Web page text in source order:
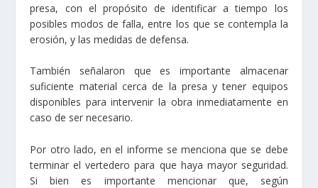
presa, con el propósito de identificar a tiempo los
posibles modos de falla, entre los que se contempla la
erosión, y las medidas de defensa.
También señalaron que es importante almacenar
suficiente material cerca de la presa y tener equipos
disponibles para intervenir la obra inmediatamente en
caso de ser necesario.
Por otro lado, en el informe se menciona que se debe
terminar el vertedero para que haya mayor seguridad.
Si bien es importante mencionar que, según